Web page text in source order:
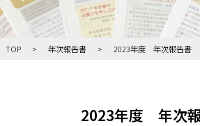
TOP 年次報告書 2023年度 年次報告書
2023年度 年次